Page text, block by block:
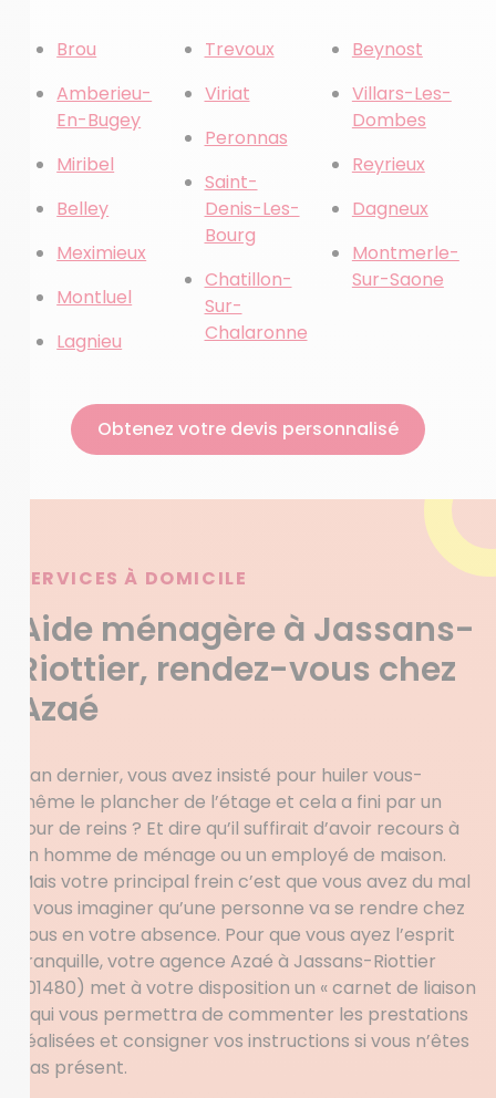
Brou
Amberieu-
En-Bugey
Miribel
Belley
Meximieux
Montluel
Lagnieu
Trevoux
Viriat
Peronnas
Saint-
Denis-Les-
Bourg
Chatillon-
Sur-
Chalaronne
Beynost
Villars-Les-
Dombes
Reyrieux
Dagneux
Montmerle-
Sur-Saone
Obtenez votre devis personnalisé
SERVICES À DOMICILE
Aide ménagère à Jassans-
Riottier, rendez-vous chez
Azaé
L’an dernier, vous avez insisté pour huiler vous-
même le plancher de l’étage et cela a fini par un
tour de reins ? Et dire qu’il suffirait d’avoir recours à
un homme de ménage ou un employé de maison.
Mais votre principal frein c’est que vous avez du mal
à vous imaginer qu’une personne va se rendre chez
vous en votre absence. Pour que vous ayez l’esprit
tranquille, votre agence Azaé à Jassans-Riottier
(01480) met à votre disposition un « carnet de liaison
» qui vous permettra de commenter les prestations
réalisées et consigner vos instructions si vous n’êtes
pas présent.